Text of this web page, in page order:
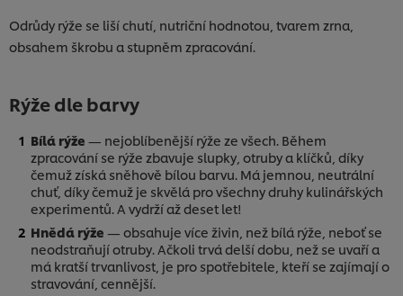
Odrůdy rýže se liší chutí, nutriční hodnotou, tvarem zrna,
obsahem škrobu a stupněm zpracování.
Rýže dle barvy
Bílá rýže — nejoblíbenější rýže ze všech. Během
zpracování se rýže zbavuje slupky, otruby a klíčků, díky
čemuž získá sněhově bílou barvu. Má jemnou, neutrální
chuť, díky čemuž je skvělá pro všechny druhy kulinářských
experimentů. A vydrží až deset let!
Hnědá rýže — obsahuje více živin, než bílá rýže, neboť se
neodstraňují otruby. Ačkoli trvá delší dobu, než se uvaří a
má kratší trvanlivost, je pro spotřebitele, kteří se zajímají o
stravování, cennější.